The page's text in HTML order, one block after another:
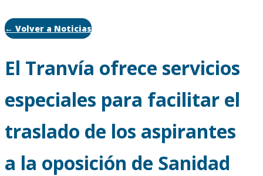
← Volver a Noticias
El Tranvía ofrece servicios
especiales para facilitar el
traslado de los aspirantes
a la oposición de Sanidad